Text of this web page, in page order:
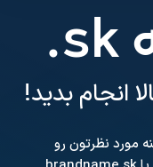
.sk
انجام بدید!
مورد نظرتون رو